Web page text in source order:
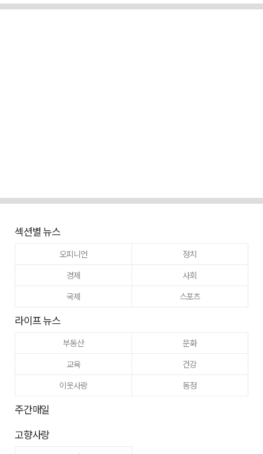
섹션별 뉴스
오피니언
정치
경제
사회
국제
스포츠
라이프 뉴스
부동산
문화
교육
건강
이웃사랑
동정
주간매일
고향사랑